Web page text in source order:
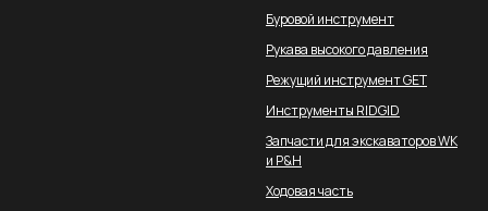
Буровой инструмент
Рукава высокого давления
Режущий инструмент GET
Инструменты RIDGID
Запчасти для экскаваторов WK
и P&H
Ходовая часть